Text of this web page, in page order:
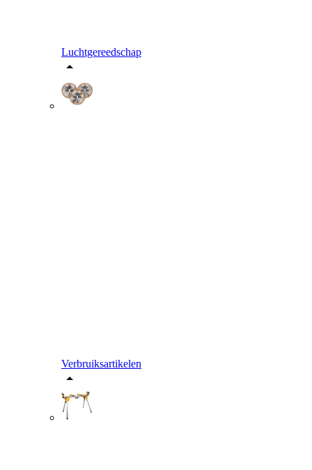
Luchtgereedschap
Verbruiksartikelen